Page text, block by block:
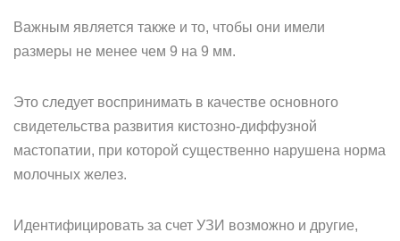
Важным является также и то, чтобы они имели
размеры не менее чем 9 на 9 мм.
Это следует воспринимать в качестве основного
свидетельства развития кистозно-диффузной
мастопатии, при которой существенно нарушена норма
молочных желез.
Идентифицировать за счет УЗИ возможно и другие,